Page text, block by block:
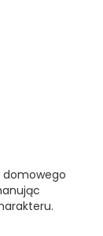
domowego